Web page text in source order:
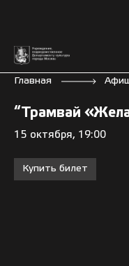
Главная
“Трамвай
15 октября, 19:00
Купить билет